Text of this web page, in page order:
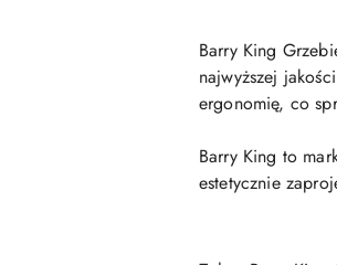
Barry King
najwyższej
ergonomię, co
Barry King to
estetycznie